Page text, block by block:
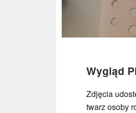
Wygląd
Zdjęcia
twarz osoby